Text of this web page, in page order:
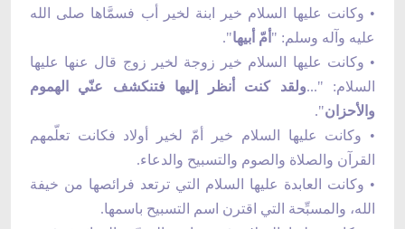
• وكانت عليها السلام خير ابنة لخير أب فسمَّاها صلى الله
عليه وآله وسلم: " أمّ أبيها".
• وكانت عليها السلام خير زوجة لخير زوج قال عنها عليها
السلام: "...ولقد كنت أنظر إليها فتنكشف عنّي الهموم
والأحزان".
• وكانت عليها السلام خير أمّ لخير أولاد فكانت تعلّمهم
القرآن والصلاة والصوم والتسبيح والدعاء.
• وكانت العابدة عليها السلام التي ترتعد فرائصها من خيفة
الله، والمسبِّحة التي اقترن اسم التسبيح باسمها.